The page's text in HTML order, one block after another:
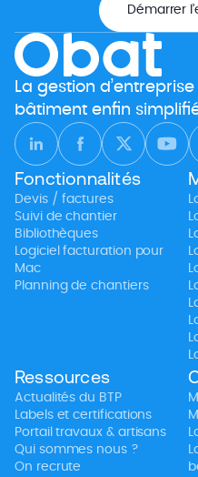
Démarrer
La gestion
bâtiment enfin
Fonctionnalités
Devis / factures
Suivi de chantier
Bibliothèques
Logiciel facturation pour
Mac
Planning de chantiers
Ressources
Actualités du BTP
Labels et certifications
Portail travaux & artisans
Qui sommes nous ?
On recrute